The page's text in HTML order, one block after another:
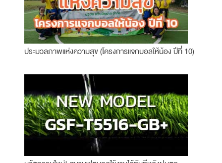
ประมวลภาพแห่งความสุข (โครงการแจกบอลให้น้อง ปีที่ 10)